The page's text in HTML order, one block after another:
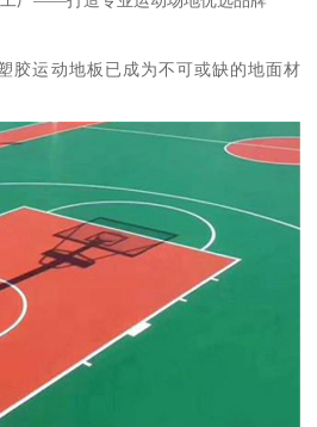
胶运动地板已成为不可或缺的地面材